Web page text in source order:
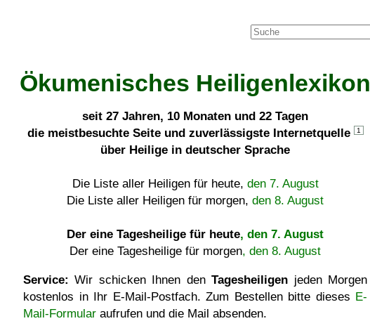
Ökumenisches Heiligenlexikon
seit 27 Jahren, 10 Monaten und 22 Tagen
die meistbesuchte Seite und zuverlässigste Internetquelle
1
über Heilige in deutscher Sprache
Die Liste aller Heiligen für heute, den 7. August
Die Liste aller Heiligen für morgen, den 8. August
Der eine Tagesheilige für heute, den 7. August
Der eine Tagesheilige für morgen, den 8. August
Service: Wir schicken Ihnen denTagesheiligen jeden Morgen
kostenlos in Ihr E-Mail-Postfach. Zum Bestellen bitte dieses E-
Mail-Formular aufrufen und die Mail absenden.